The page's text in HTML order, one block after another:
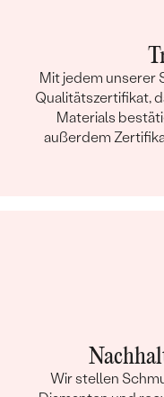
Mit jedem unserer
Qualitätszertifikat,
Materials
außerdem
Wir stellen